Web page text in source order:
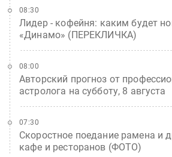
Лидер - кофейня: каким будет
«Динамо» (ПЕРЕКЛИЧКА)
08:30
Авторский прогноз от
астролога на субботу, 8 августа
08:00
Скоростное поедание рамена и
кафе и ресторанов (ФОТО)
07:30